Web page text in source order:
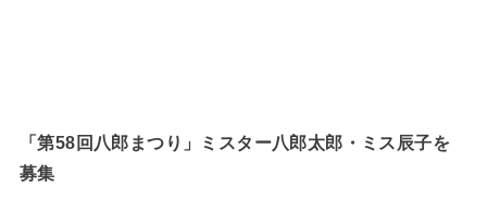
「第58回八郎まつり」ミスター八郎太郎・ミス辰子を
募集